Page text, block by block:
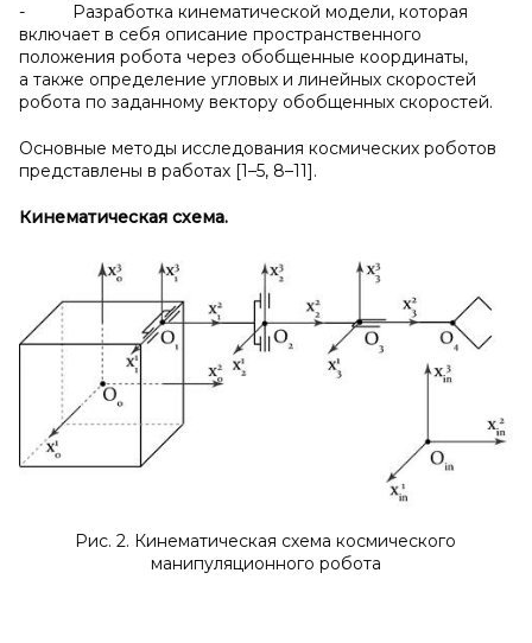
- Разработка кинематической модели, которая
включает в себя описание пространственного
положения робота через обобщенные координаты,
а также определение угловых и линейных скоростей
робота по заданному вектору обобщенных скоростей.
Основные методы исследования космических роботов
представлены в работах [1–5, 8–11].
Кинематическая схема.
Рис. 2. Кинематическая схема космического
манипуляционного робота